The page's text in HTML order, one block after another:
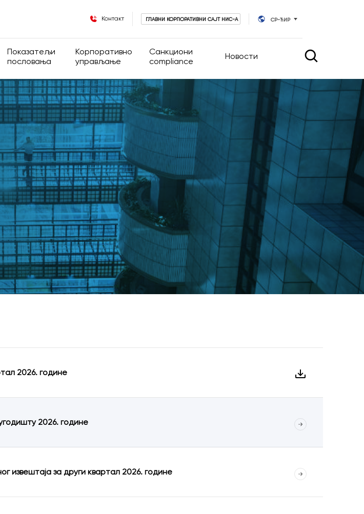
Контакт ГЛАВНИ КОРПОРАТИВНИ САЈТ НИС-А СР-ЋИР
Показатељи
пословања
Финансијски показатељи
Оперативни показатељи
Корпоративно
управљање
Корпоративно управљање
Група
Регулатива
Општа акта Друштва
Кодекс корпоративног
управљања
Скупштина акционара
Одбор директора
Екстерни ревизор
Санкциони
compliance
Новости
Новости
Календар догађаја
2026. године
2026. године
извештаја за други квартал 2026. године